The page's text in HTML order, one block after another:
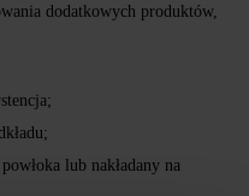
dodatkowych produktów,
lub nakładany na